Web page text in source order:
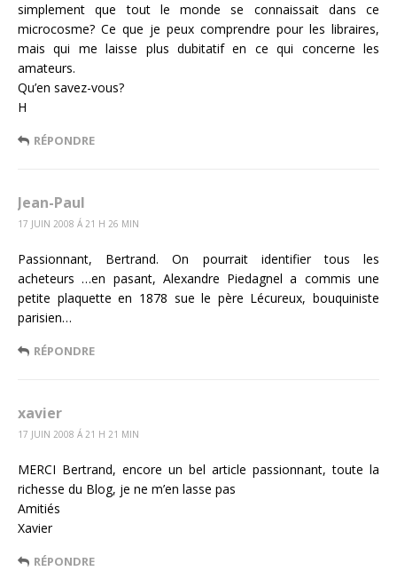
simplement que tout le monde se connaissait dans ce
microcosme? Ce que je peux comprendre pour les libraires,
mais qui me laisse plus dubitatif en ce qui concerne les
amateurs.
Qu’en savez-vous?
H
RÉPONDRE
Jean-Paul
17 JUIN 2008 Á 21 H 26 MIN
Passionnant, Bertrand. On pourrait identifier tous les
acheteurs …en pasant, Alexandre Piedagnel a commis une
petite plaquette en 1878 sue le père Lécureux, bouquiniste
parisien…
RÉPONDRE
xavier
17 JUIN 2008 Á 21 H 21 MIN
MERCI Bertrand, encore un bel article passionnant, toute la
richesse du Blog, je ne m’en lasse pas
Amitiés
Xavier
RÉPONDRE